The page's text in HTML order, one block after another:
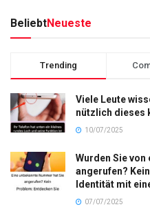
BeliebtNeueste
Trending
Viele Leute
nützlich dieses
10/07/2025
Wurden Sie von
angerufen?
Identität mit
07/07/2025